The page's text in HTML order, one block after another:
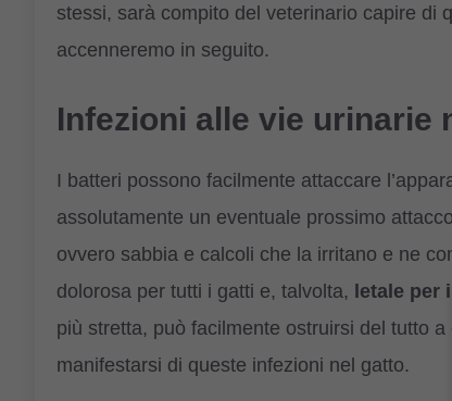
stessi, sarà compito del veterinario capire di
accenneremo in seguito.
Infezioni alle vie urinarie
I batteri possono facilmente attaccare
assolutamente un eventuale prossimo
ovvero sabbia e calcoli che la irritano e ne
dolorosa per tutti i gatti e, talvolta, letale per i
più stretta, può facilmente ostruirsi del tutto
manifestarsi di queste infezioni nel gatto.